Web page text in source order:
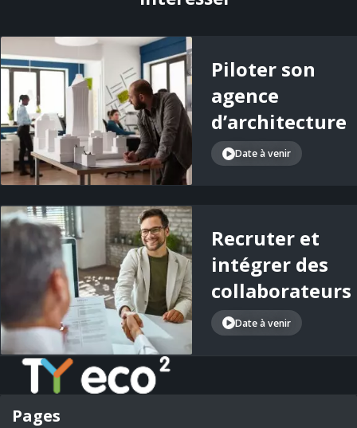
Piloter son
agence
d’architecture
Date à venir
Recruter et
intégrer des
collaborateurs
Date à venir
Pages